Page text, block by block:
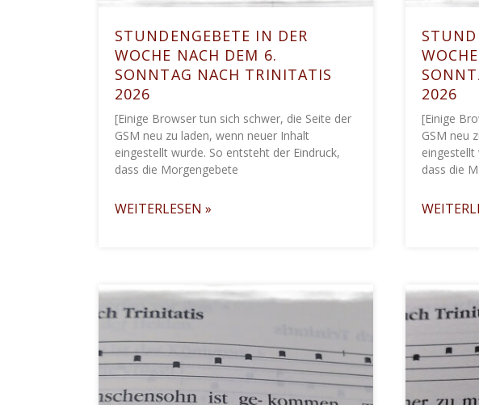
STUNDENGEBETE IN DER
WOCHE NACH DEM 6.
SONNTAG NACH TRINITATIS
2026
[Einige Browser tun sich schwer, die Seite der
GSM neu zu laden, wenn neuer Inhalt
eingestellt wurde. So entsteht der Eindruck,
dass die Morgengebete
WEITERLESEN »
2026
[Einige
GSM neu
eingestellt
dass die